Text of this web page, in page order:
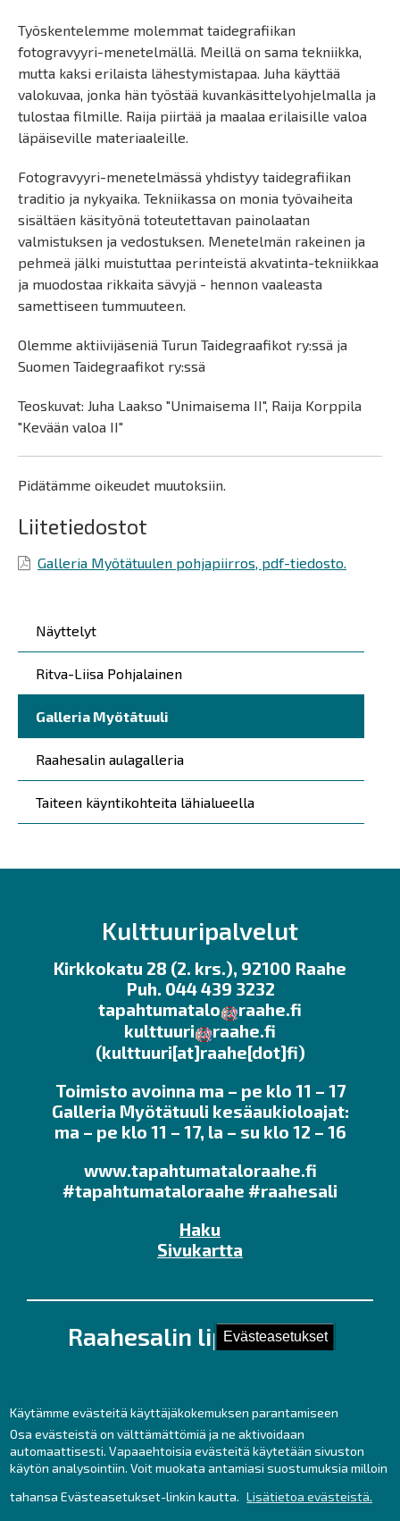
Evästeasetukset
Käytämme evästeitä käyttäjäkokemuksen parantamiseen
Osa evästeistä on välttämättömiä ja ne aktivoidaan
automaattisesti. Vapaaehtoisia evästeitä käytetään sivuston
käytön analysointiin. Voit muokata antamiasi suostumuksia milloin
tahansa Evästeasetukset-linkin kautta. Lisätietoa evästeistä.
Päävalikko
Näyttelyt
Ritva-Liisa Pohjalainen
Galleria Myötätuuli
Raahesalin aulagalleria
Taiteen käyntikohteita lähialueella
Työskentelemme molemmat taidegrafiikan
fotogravyyri-menetelmällä. Meillä on sama tekniikka,
mutta kaksi erilaista lähestymistapaa. Juha käyttää
valokuvaa, jonka hän työstää kuvankäsittelyohjelmalla ja
tulostaa filmille. Raija piirtää ja maalaa erilaisille valoa
läpäiseville materiaaleille.
Fotogravyyri-menetelmässä yhdistyy taidegrafiikan
traditio ja nykyaika. Tekniikassa on monia työvaiheita
sisältäen käsityönä toteutettavan painolaatan
valmistuksen ja vedostuksen. Menetelmän rakeinen ja
pehmeä jälki muistuttaa perinteistä akvatinta-tekniikkaa
ja muodostaa rikkaita sävyjä - hennon vaaleasta
samettiseen tummuuteen.
Olemme aktiivijäseniä Turun Taidegraafikot ry:ssä ja
Suomen Taidegraafikot ry:ssä
Teoskuvat: Juha Laakso "Unimaisema II", Raija Korppila
"Kevään valoa II"
Pidätämme oikeudet muutoksiin.
Liitetiedostot
Galleria Myötätuulen pohjapiirros, pdf-tiedosto.
Kulttuuripalvelut
Kirkkokatu 28 (2. krs.), 92100 Raahe
Puh. 044 439 3232
tapahtumatalo
raahe.fi
kulttuuri
raahe.fi
(kulttuuri[at]raahe[dot]fi)
Toimisto avoinna ma – pe klo 11 – 17
Galleria Myötätuuli kesäaukioloajat:
ma – pe klo 11 – 17, la – su klo 12 – 16
www.tapahtumataloraahe.fi
#tapahtumataloraahe #raahesali
Haku
Sivukartta
Raahesalin lipunmyynti
Puh. 044 439 3237
Kesäaukioloajat ma – pe klo 11 – 17
sekä tunti ennen tilaisuuksia.
lipunmyynti
raahe.fi